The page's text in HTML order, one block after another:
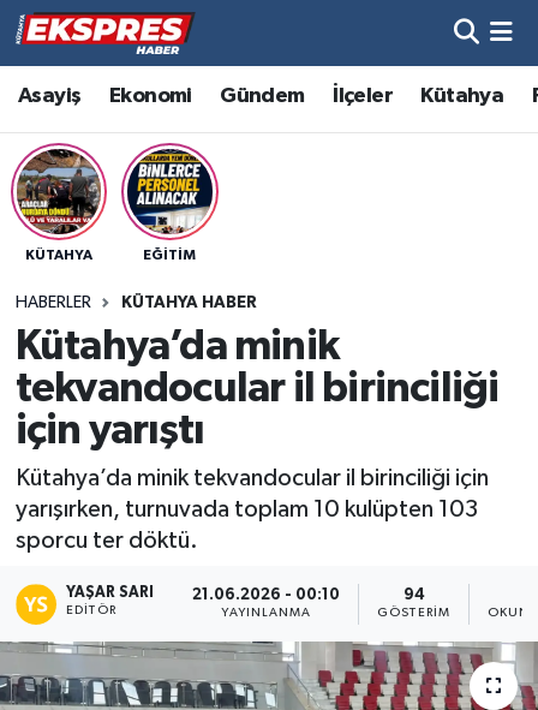
Asayiş Ekonomi Gündem İlçeler Kütahya
KÜTAHYA EĞITIM
HABERLER KÜTAHYA HABER
Kütahya’da minik
tekvandocular il birinciliği
için yarıştı
Kütahya’da minik tekvandocular il birinciliği için
yarışırken, turnuvada toplam 10 kulüpten 103
sporcu ter döktü.
YAŞAR SARI
EDITÖR
21.06.2026 - 00:10
YAYINLANMA
94
GÖSTERIM
Altıntaş
Asayiş
Aslanapa
Bölge
Çavdarhisar
Dumlupınar
Dünya
Eğitim
Ekonomi
Hava Durumu
Trafik Durumu
Süper Lig Puan Durumu ve Fikstür
Son Dakika Haberleri
Haber Arşivi